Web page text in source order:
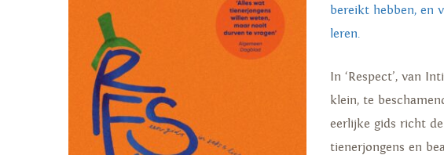
bereikt hebben, en
leren.
In ‘Respect’, van
klein, te
eerlijke gids richt
tienerjongens en